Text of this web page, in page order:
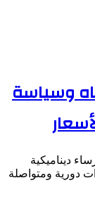
وسياسة
ديناميكية
دورية ومتواصلة